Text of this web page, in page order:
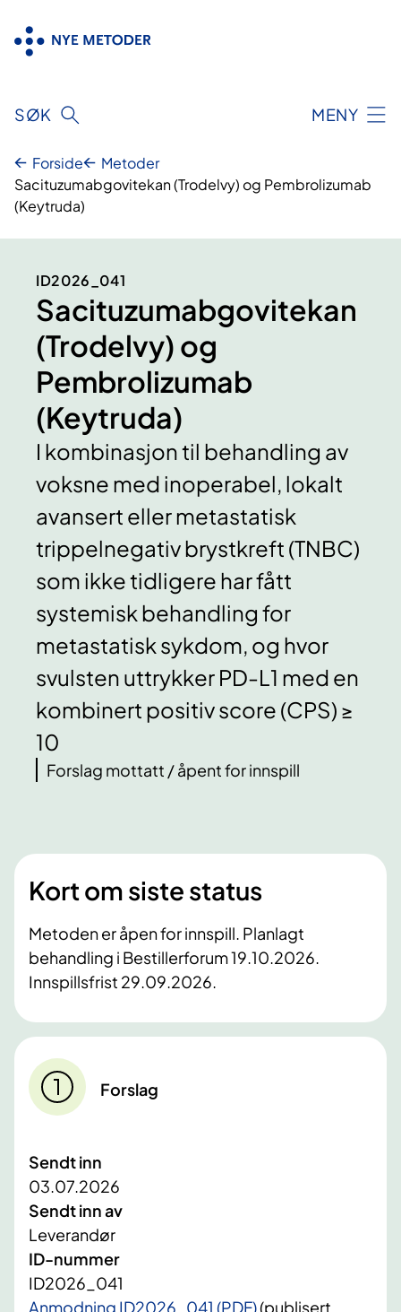
innhold
SØK MENY
Forside
Metoder
Sacituzumabgovitekan (Trodelvy) og Pembrolizumab
(Keytruda)
ID2026_041
Sacituzumabgovitekan
(Trodelvy) og
Pembrolizumab
(Keytruda)
I kombinasjon til behandling av
voksne med inoperabel, lokalt
avansert eller metastatisk
trippelnegativ brystkreft (TNBC)
som ikke tidligere har fått
systemisk behandling for
metastatisk sykdom, og hvor
svulsten uttrykker PD-L1 med en
kombinert positiv score (CPS) ≥
10
Forslag mottatt / åpent for innspill
Kort om siste status
Metoden er åpen for innspill. Planlagt
behandling i Bestillerforum 19.10.2026.
Innspillsfrist 29.09.2026.
Forslag
Sendt inn
03.07.2026
Sendt inn av
Leverandør
ID-nummer
ID2026_041
Anmodning ID2026_041 (PDF)(publisert